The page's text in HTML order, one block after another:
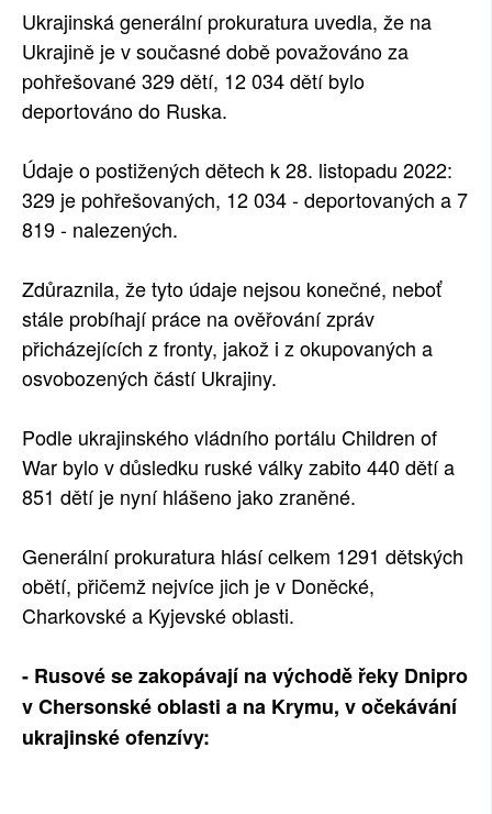
Ukrajinská generální prokuratura uvedla, že na
Ukrajině je v současné době považováno za
pohřešované 329 dětí, 12 034 dětí bylo
deportováno do Ruska.
Údaje o postižených dětech k 28. listopadu 2022:
329 je pohřešovaných, 12 034 - deportovaných a 7
819 - nalezených.
Zdůraznila, že tyto údaje nejsou konečné, neboť
stále probíhají práce na ověřování zpráv
přicházejících z fronty, jakož i z okupovaných a
osvobozených částí Ukrajiny.
Podle ukrajinského vládního portálu Children of
War bylo v důsledku ruské války zabito 440 dětí a
851 dětí je nyní hlášeno jako zraněné.
Generální prokuratura hlásí celkem 1291 dětských
obětí, přičemž nejvíce jich je v Doněcké,
Charkovské a Kyjevské oblasti.
- Rusové se zakopávají na východě řeky Dnipro
v Chersonské oblasti a na Krymu, v očekávání
ukrajinské ofenzívy: